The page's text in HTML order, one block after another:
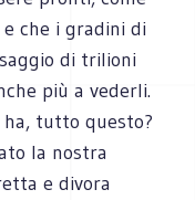
che i gradini di
di trilioni
più a vederli.
ha, tutto questo?
la nostra
e divora